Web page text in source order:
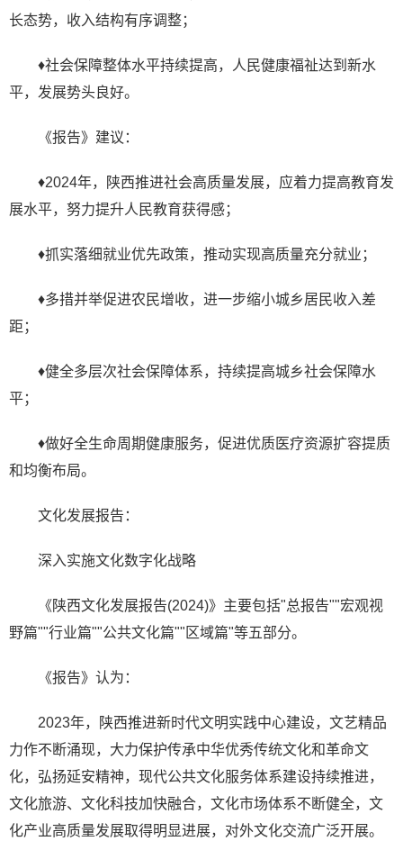
长态势，收入结构有序调整；
♦社会保障整体水平持续提高，人民健康福祉达到新水
平，发展势头良好。
《报告》建议：
♦2024年，陕西推进社会高质量发展，应着力提高教育发
展水平，努力提升人民教育获得感；
♦抓实落细就业优先政策，推动实现高质量充分就业；
♦多措并举促进农民增收，进一步缩小城乡居民收入差
距；
♦健全多层次社会保障体系，持续提高城乡社会保障水
平；
♦做好全生命周期健康服务，促进优质医疗资源扩容提质
和均衡布局。
文化发展报告：
深入实施文化数字化战略
《陕西文化发展报告(2024)》主要包括"总报告""宏观视
野篇""行业篇""公共文化篇""区域篇"等五部分。
《报告》认为：
2023年，陕西推进新时代文明实践中心建设，文艺精品
力作不断涌现，大力保护传承中华优秀传统文化和革命文
化，弘扬延安精神，现代公共文化服务体系建设持续推进，
文化旅游、文化科技加快融合，文化市场体系不断健全，文
化产业高质量发展取得明显进展，对外文化交流广泛开展。